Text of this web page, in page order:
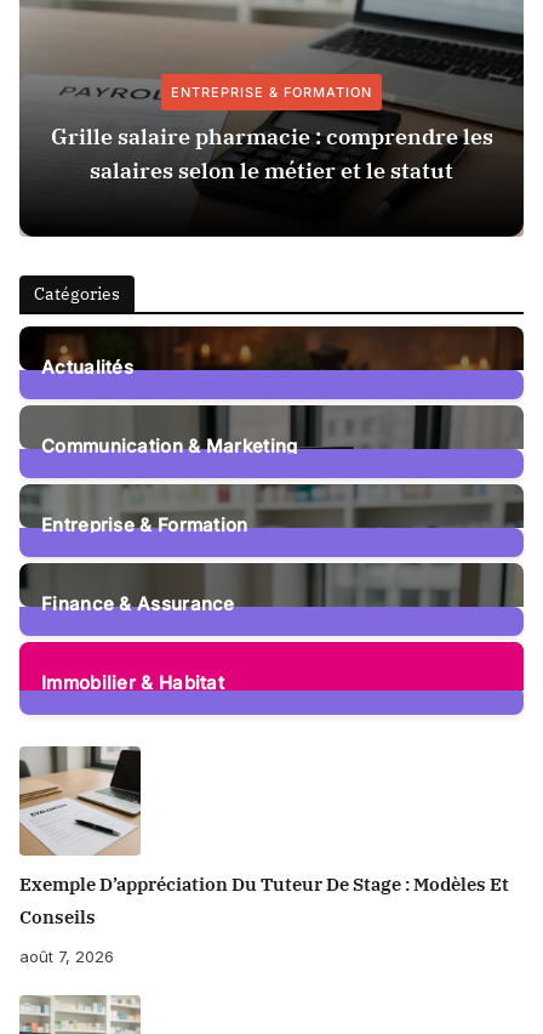
ENTREPRISE & FORMATION
Grille salaire pharmacie : comprendre les
salaires selon le métier et le statut
Catégories
Actualités
15Posts
Communication & Marketing
12Posts
Entreprise & Formation
107Posts
Finance & Assurance
73Posts
Immobilier & Habitat
Exemple D’appréciation Du Tuteur De Stage : Modèles Et
Conseils
août 7, 2026